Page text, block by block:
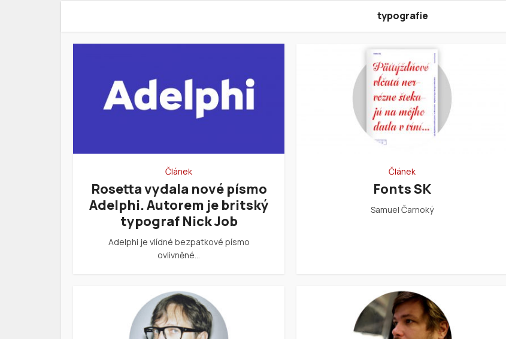
typografie
Článek
Rosetta vydala nové písmo
Adelphi. Autorem je britský
typograf Nick Job
Adelphi je vlídné bezpatkové písmo
ovlivněné…
Článek
Fonts SK
Samuel Čarnoký